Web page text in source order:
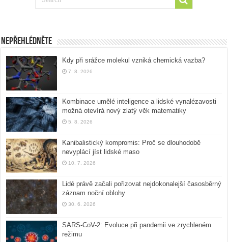
Nepřehlédněte
Kdy při srážce molekul vzniká chemická vazba?
7. 8. 2026
Kombinace umělé inteligence a lidské vynalézavosti
možná otevírá nový zlatý věk matematiky
5. 8. 2026
Kanibalistický kompromis: Proč se dlouhodobě
nevyplácí jíst lidské maso
10. 7. 2026
Lidé právě začali pořizovat nejdokonalejší časosběrný
záznam noční oblohy
30. 6. 2026
SARS-CoV-2: Evoluce při pandemii ve zrychleném
režimu